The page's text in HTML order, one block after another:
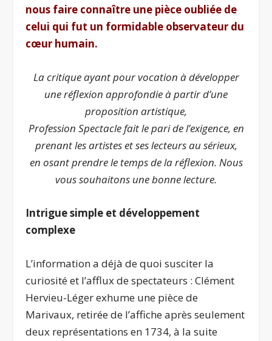
nous faire connaître une pièce oubliée de
celui qui fut un formidable observateur du
cœur humain.
La critique ayant pour vocation à développer
une réflexion approfondie à partir d’une
proposition artistique,
Profession Spectaclefait le pari de l’exigence, en
prenant les artistes et ses lecteurs au sérieux,
en osant prendre le temps de la réflexion. Nous
vous souhaitons une bonne lecture.
Intrigue simple et développement
complexe
L’information a déjà de quoi susciter la
curiosité et l’afflux de spectateurs : Clément
Hervieu-Léger exhume une pièce de
Marivaux, retirée de l’affiche après seulement
deux représentations en 1734, à la suite